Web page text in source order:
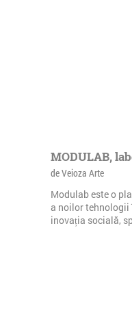
MODULAB,
de Veioza Arte
Modulab este o
a noilor tehnologii
inovația socială,